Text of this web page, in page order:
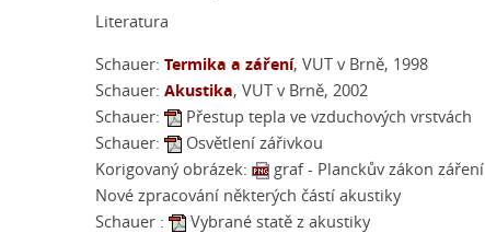
Literatura
Schauer: Termika a záření, VUT v Brně, 1998
Schauer: Akustika, VUT v Brně, 2002
Schauer:
Přestup tepla ve vzduchových vrstvách
Schauer:
Osvětlení zářivkou
Korigovaný obrázek:
graf - Planckův zákon záření
Nové zpracování některých částí akustiky
Schauer :
Vybrané statě z akustiky